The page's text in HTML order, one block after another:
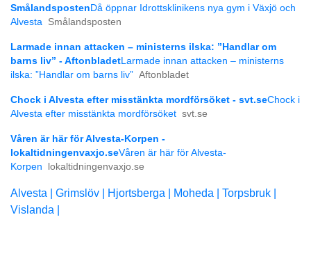
Smålandsposten Då öppnar Idrottsklinikens nya gym i Växjö och
Alvesta Smålandsposten
Larmade innan attacken – ministerns ilska: ”Handlar om
barns liv” - AftonbladetLarmade innan attacken – ministerns
ilska: ”Handlar om barns liv” Aftonbladet
Chock i Alvesta efter misstänkta mordförsöket - svt.seChock i
Alvesta efter misstänkta mordförsöket svt.se
Våren är här för Alvesta-Korpen -
lokaltidningenvaxjo.seVåren är här för Alvesta-
Korpen
lokaltidningenvaxjo.se
Alvesta | Grimslöv | Hjortsberga | Moheda | Torpsbruk |
Vislanda |